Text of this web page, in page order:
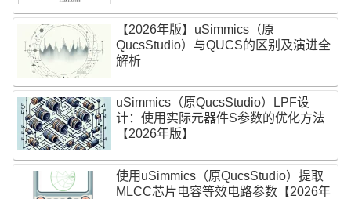
【2026年版】uSimmics（原
QucsStudio）与QUCS的区别及演进全
解析
uSimmics（原QucsStudio）LPF设
计：使用实际元器件S参数的优化方法
【2026年版】
使用uSimmics（原QucsStudio）提取
MLCC芯片电容等效电路参数【2026年